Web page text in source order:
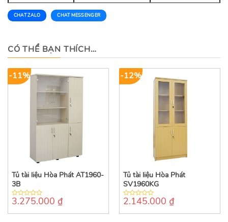
CHAT ZALO CHAT MESSENGER
CÓ THỂ BẠN THÍCH…
-11%
Tủ tài liệu Hòa Phát AT1960-
3B
0
of
3.275.000 ₫
-12%
Tủ tài liệu Hòa Phát
SV1960KG
0
of
2.145.000 ₫